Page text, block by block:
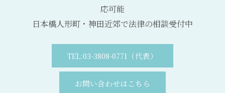
応可能
日本橋人形町・神田近郊で法律の相談受付中
TEL:03-3808-0771（代表）
お問い合わせはこちら